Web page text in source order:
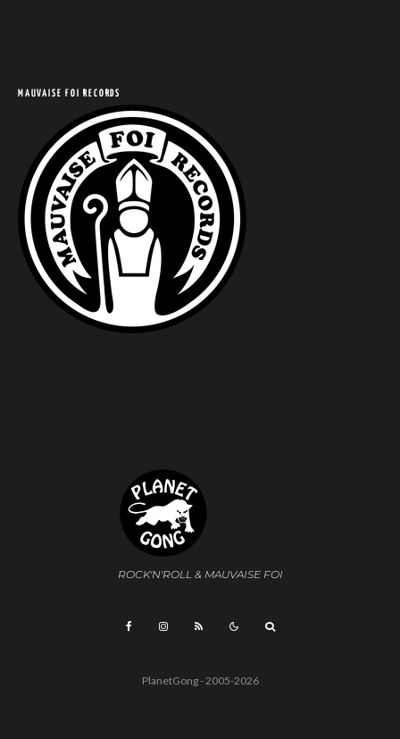
MAUVAISE FOI RECORDS
ROCK'N'ROLL & MAUVAISE FOI
PlanetGong - 2005-2026